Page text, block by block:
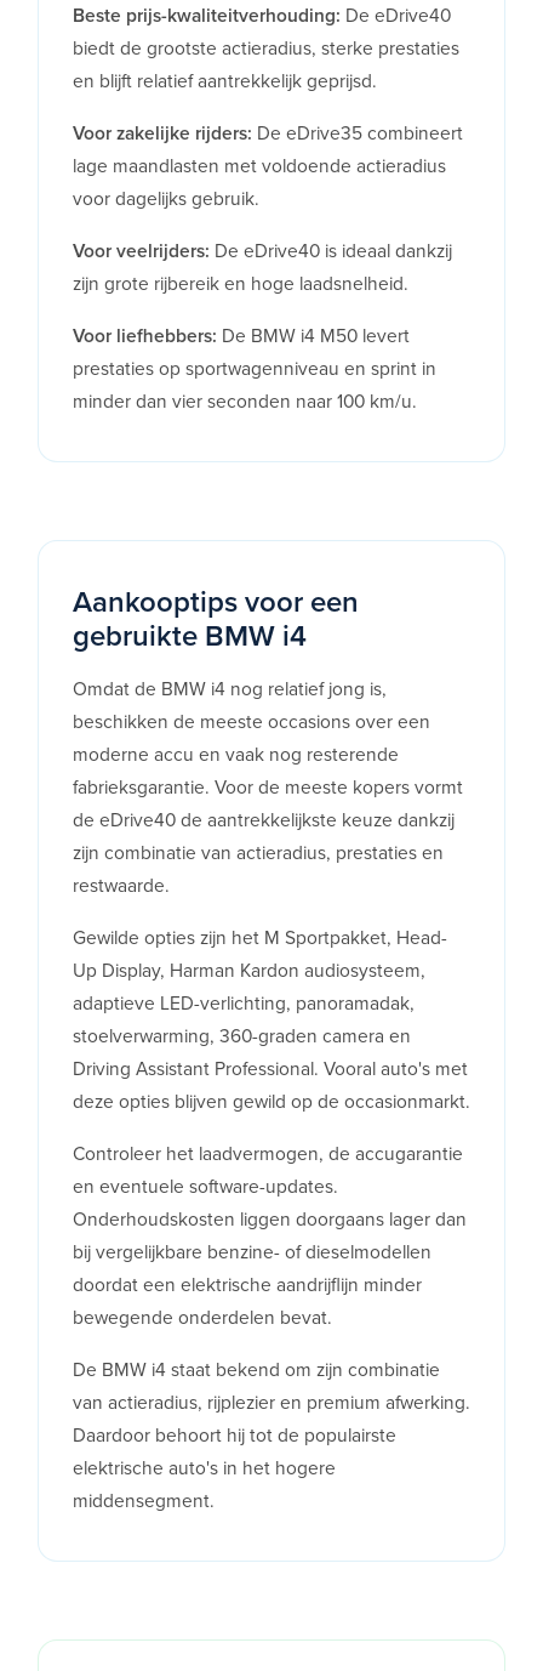
Beste prijs-kwaliteitverhouding: De eDrive40
biedt de grootste actieradius, sterke prestaties
en blijft relatief aantrekkelijk geprijsd.
Voor zakelijke rijders: De eDrive35 combineert
lage maandlasten met voldoende actieradius
voor dagelijks gebruik.
Voor veelrijders: De eDrive40 is ideaal dankzij
zijn grote rijbereik en hoge laadsnelheid.
Voor liefhebbers: De BMW i4 M50 levert
prestaties op sportwagenniveau en sprint in
minder dan vier seconden naar 100 km/u.
Aankooptips voor een
gebruikte BMW i4
Omdat de BMW i4 nog relatief jong is,
beschikken de meeste occasions over een
moderne accu en vaak nog resterende
fabrieksgarantie. Voor de meeste kopers vormt
de eDrive40 de aantrekkelijkste keuze dankzij
zijn combinatie van actieradius, prestaties en
restwaarde.
Gewilde opties zijn het M Sportpakket, Head-
Up Display, Harman Kardon audiosysteem,
adaptieve LED-verlichting, panoramadak,
stoelverwarming, 360-graden camera en
Driving Assistant Professional. Vooral auto's met
deze opties blijven gewild op de occasionmarkt.
Controleer het laadvermogen, de accugarantie
en eventuele software-updates.
Onderhoudskosten liggen doorgaans lager dan
bij vergelijkbare benzine- of dieselmodellen
doordat een elektrische aandrijflijn minder
bewegende onderdelen bevat.
De BMW i4 staat bekend om zijn combinatie
van actieradius, rijplezier en premium afwerking.
Daardoor behoort hij tot de populairste
elektrische auto's in het hogere
middensegment.